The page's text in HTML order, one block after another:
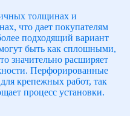
толщинах и
что дает покупателям
подходящий вариант
быть как сплошными,
значительно расширяет
Перфорированные
крепежных работ, так
процесс установки.